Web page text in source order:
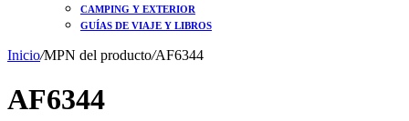
CAMPING Y EXTERIOR
GUÍAS DE VIAJE Y LIBROS
Inicio/MPN del producto/AF6344
AF6344